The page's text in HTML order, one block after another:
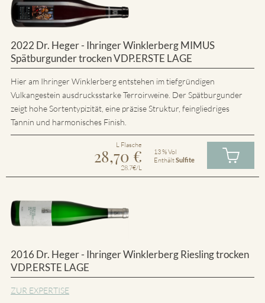
2022 Dr. Heger - Ihringer Winklerberg MIMUS
Spätburgunder trocken VDP.ERSTE LAGE
Hier am Ihringer Winklerberg entstehen im tiefgründigen
Vulkangestein ausdrucksstarke Terroirweine. Der Spätburgunder
zeigt hohe Sortentypizität, eine präzise Struktur, feingliedriges
Tannin und harmonisches Finish.
L Flasche
28,70 €
28.7€/L
13 % Vol
EnthältSulfite
2016 Dr. Heger - Ihringer Winklerberg Riesling trocken
VDP.ERSTE LAGE
ZUR EXPERTISE